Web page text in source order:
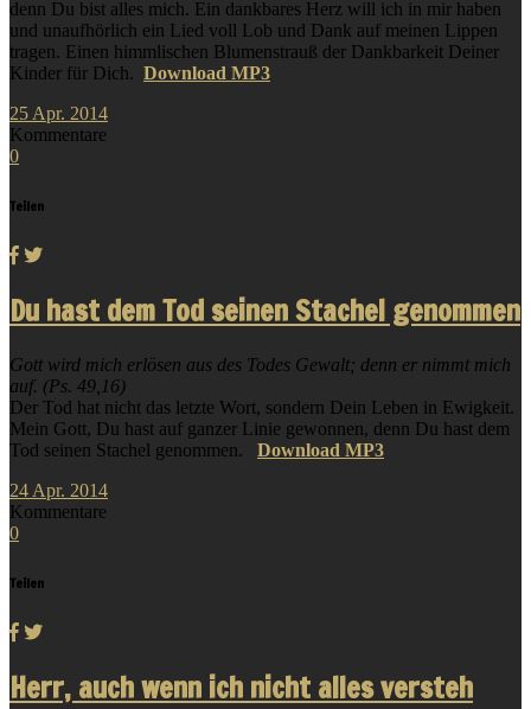
denn Du bist alles mich. Ein dankbares Herz will ich in mir haben
und unaufhörlich ein Lied voll Lob und Dank auf meinen Lippen
tragen. Einen himmlischen Blumenstrauß der Dankbarkeit Deiner
Kinder für Dich. Download MP3
25 Apr. 2014
Kommentare
0
Teilen
Du hast dem Tod seinen Stachel genommen
Gott wird mich erlösen aus des Todes Gewalt; denn er nimmt mich
auf. (Ps. 49,16)
Der Tod hat nicht das letzte Wort, sondern Dein Leben in Ewigkeit.
Mein Gott, Du hast auf ganzer Linie gewonnen, denn Du hast dem
Tod seinen Stachel genommen.
Download MP3
24 Apr. 2014
Kommentare
0
Teilen
Herr, auch wenn ich nicht alles versteh